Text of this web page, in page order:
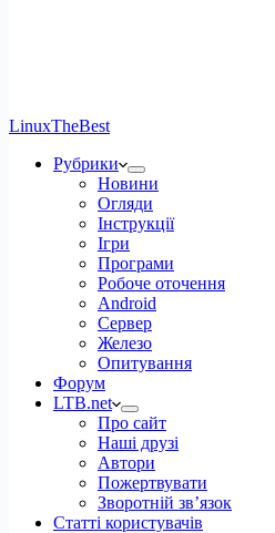
LinuxTheBest
Рубрики
Новини
Огляди
Інструкції
Ігри
Програми
Робоче оточення
Android
Сервер
Железо
Опитування
Форум
LTB.net
Про сайт
Наші друзі
Автори
Пожертвувати
Зворотній зв’язок
Статті користувачів